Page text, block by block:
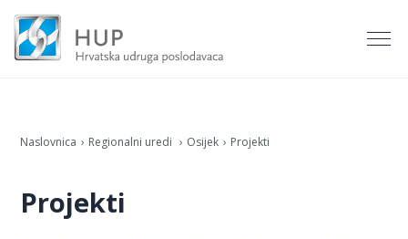
Naslovnica Regionalni uredi Osijek Projekti
Projekti